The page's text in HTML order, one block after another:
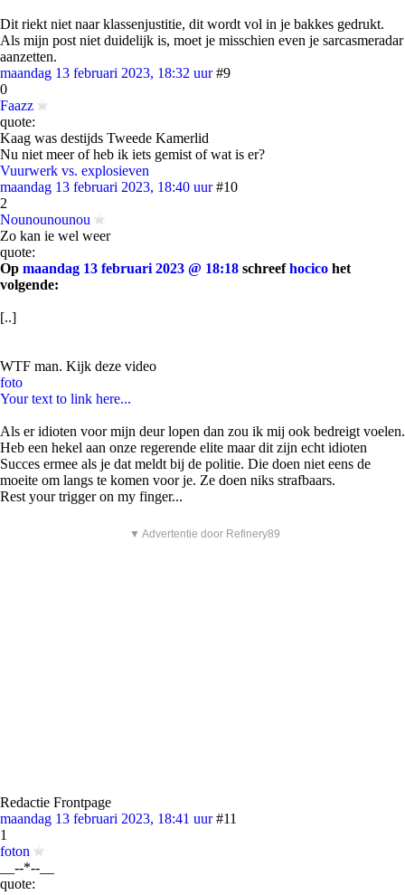
Dit riekt niet naar klassenjustitie, dit wordt vol in je bakkes gedrukt.
Als mijn post niet duidelijk is, moet je misschien even je sarcasmeradar
aanzetten.
maandag 13 februari 2023, 18:32 uur #9
0
Faazz
quote:
Kaag was destijds Tweede Kamerlid
Nu niet meer of heb ik iets gemist of wat is er?
Vuurwerk vs. explosieven
maandag 13 februari 2023, 18:40 uur #10
2
Nounounounou
Zo kan ie wel weer
quote:
Op maandag 13 februari 2023 @ 18:18 schreefhocico het
volgende:
[..]
WTF man. Kijk deze video
foto
Your text to link here...
Als er idioten voor mijn deur lopen dan zou ik mij ook bedreigt voelen.
Heb een hekel aan onze regerende elite maar dit zijn echt idioten
Succes ermee als je dat meldt bij de politie. Die doen niet eens de
moeite om langs te komen voor je. Ze doen niks strafbaars.
Rest your trigger on my finger...
▼ Advertentie door Refinery89
Redactie Frontpage
maandag 13 februari 2023, 18:41 uur #11
1
foton
__--*--__
quote: